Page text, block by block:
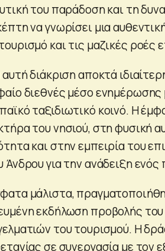
του παράδοση και τη
να γνωρίσει μια
και τις μαζικές ροές
διάκριση αποκτά
διεθνές μέσο
ταξιδιωτικό κοινό. Η
του νησιού, στη φυσική
και στην εμπειρία του
Άνδρου για την ανάδειξη ενός
μάλιστα,
εκδήλωση προβολής του
του τουρισμού. Η
σε συνεργασία με τον